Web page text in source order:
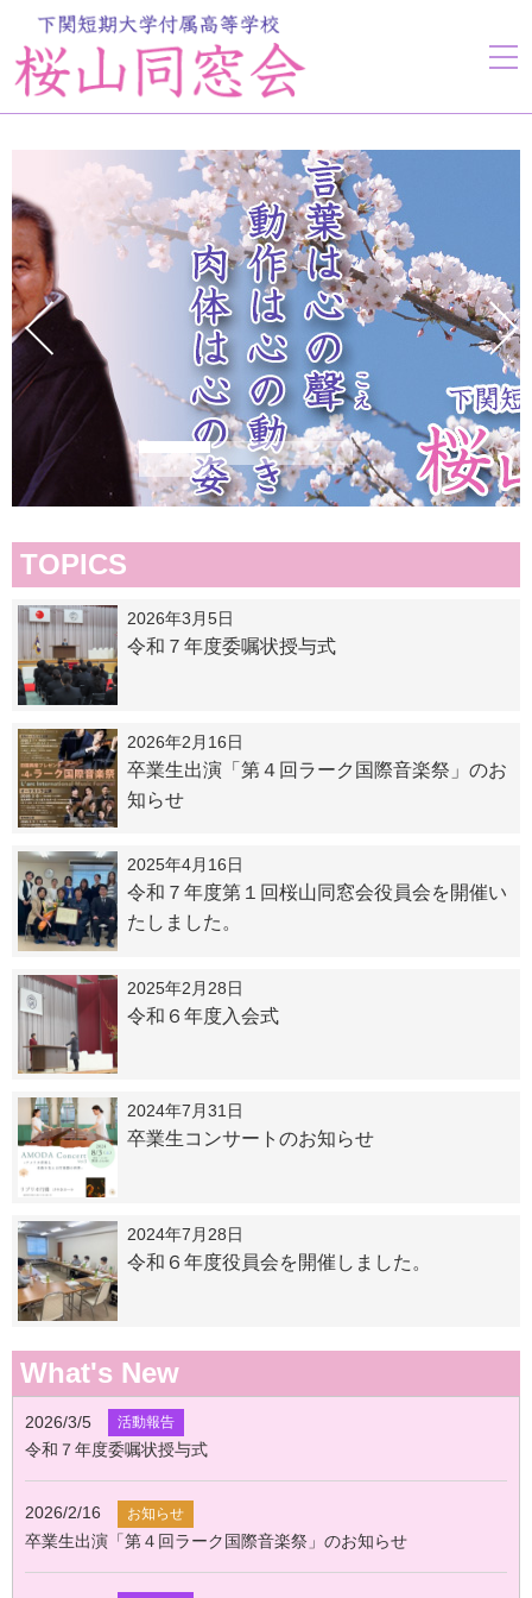
TOPICS
2026年3月5日
令和７年度委嘱状授与式
2026年2月16日
卒業生出演「第４回ラーク国際音楽祭」のお
知らせ
2025年4月16日
令和７年度第１回桜山同窓会役員会を開催い
たしました。
2025年2月28日
令和６年度入会式
2024年7月31日
卒業生コンサートのお知らせ
2024年7月28日
令和６年度役員会を開催しました。
What's New
2026/3/5 活動報告
令和７年度委嘱状授与式
2026/2/16 お知らせ
卒業生出演「第４回ラーク国際音楽祭」のお知らせ